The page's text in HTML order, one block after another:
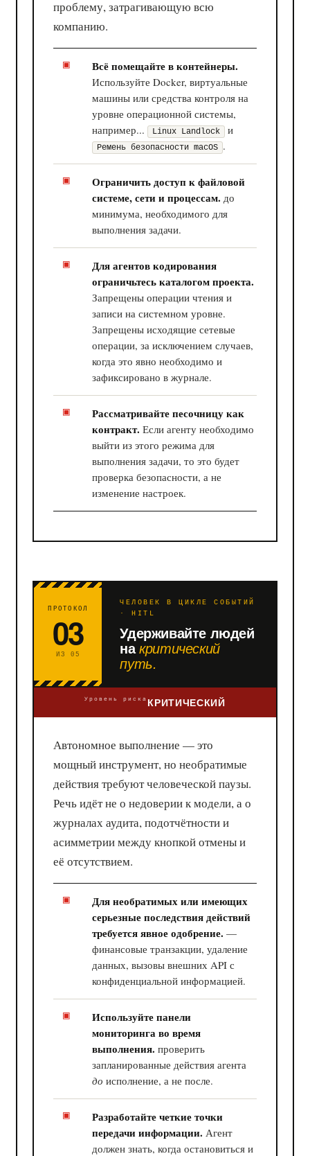
проблему, затрагивающую всю
компанию.
Всё помещайте в контейнеры.
Используйте Docker, виртуальные
машины или средства контроля на
уровне операционной системы,
например... Linux Landlock и
Ремень безопасности macOS .
Ограничить доступ к файловой
системе, сети и процессам. до
минимума, необходимого для
выполнения задачи.
Для агентов кодирования
ограничьтесь каталогом проекта.
Запрещены операции чтения и
записи на системном уровне.
Запрещены исходящие сетевые
операции, за исключением случаев,
когда это явно необходимо и
зафиксировано в журнале.
Рассматривайте песочницу как
контракт. Если агенту необходимо
выйти из этого режима для
выполнения задачи, то это будет
проверка безопасности, а не
изменение настроек.
ПРОТОКОЛ
03
ИЗ 05
ЧЕЛОВЕК В ЦИКЛЕ СОБЫТИЙ
· HITL
Удерживайте людей
накритический
путь.
Уровень риска КРИТИЧЕСКИЙ
Автономное выполнение — это
мощный инструмент, но необратимые
действия требуют человеческой паузы.
Речь идёт не о недоверии к модели, а о
журналах аудита, подотчётности и
асимметрии между кнопкой отмены и
её отсутствием.
Для необратимых или имеющих
серьезные последствия действий
требуется явное одобрение. —
финансовые транзакции, удаление
данных, вызовы внешних API с
конфиденциальной информацией.
Используйте панели
мониторинга во время
выполнения. проверить
запланированные действия агента
до исполнение, а не после.
Разработайте четкие точки
передачи информации. Агент
должен знать, когда остановиться и